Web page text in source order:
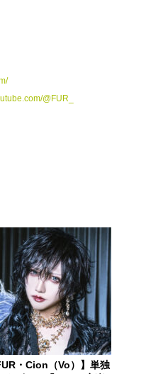
@FUR_
・Cion（Vo）】単独